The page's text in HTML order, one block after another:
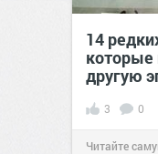
14
которые
другую
3 0
Читайте